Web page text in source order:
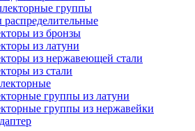
группы
из бронзы
из латуни
из нержавеющей стали
из стали
группы из латуни
группы из нержавейки